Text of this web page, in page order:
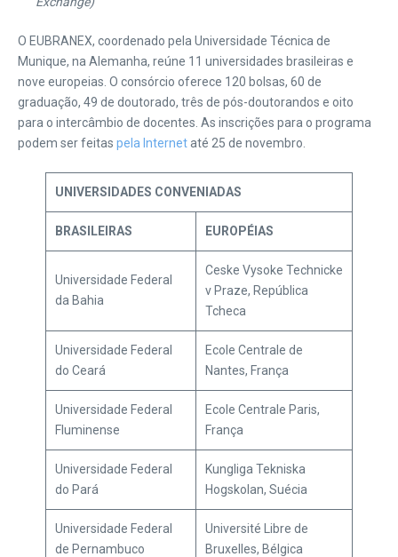
O EUBRANEX, coordenado pela Universidade Técnica de
Munique, na Alemanha, reúne 11 universidades brasileiras e
nove europeias. O consórcio oferece 120 bolsas, 60 de
graduação, 49 de doutorado, três de pós-doutorandos e oito
para o intercâmbio de docentes. As inscrições para o programa
podem ser feitas pela Internetaté 25 de novembro.
UNIVERSIDADES CONVENIADAS
BRASILEIRAS EUROPÉIAS
Universidade Federal
da Bahia
Ceske Vysoke Technicke
v Praze, República
Tcheca
Universidade Federal
do Ceará
Ecole Centrale de
Nantes, França
Universidade Federal
Fluminense
Ecole Centrale Paris,
França
Universidade Federal
do Pará
Kungliga Tekniska
Hogskolan, Suécia
Universidade Federal
de Pernambuco
Université Libre de
Bruxelles, Bélgica